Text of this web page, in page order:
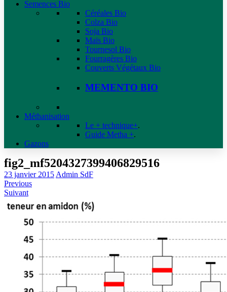
Semences Bio
Céréales Bio
Colza Bio
Soja Bio
Maïs Bio
Tournesol Bio
Fourragères Bio
Couverts Végétaux Bio
MEMENTO BIO
Méthanisation
Le + technique+.
Guide Metha +.
Gazons
fig2_mf5204327399406829516
23 janvier 2015 Admin SdF
Previous
Suivant